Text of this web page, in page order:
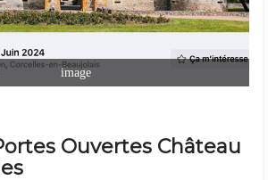
image
Ouvertes Château